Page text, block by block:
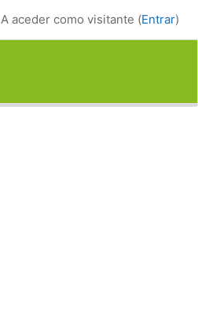
A aceder como visitante (Entrar)